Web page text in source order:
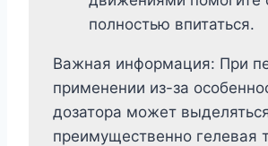
полностью впитаться.
Важная информация: При
применении из-за
дозатора может
преимущественно гелевая